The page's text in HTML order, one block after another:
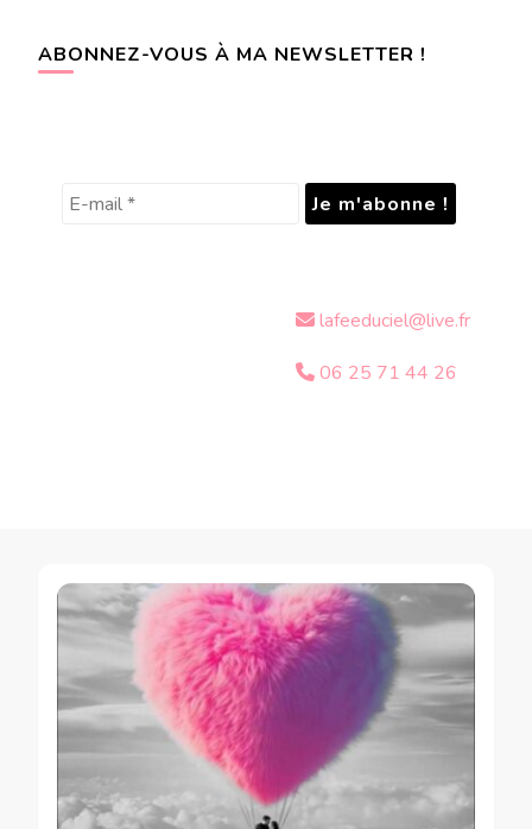
ABONNEZ-VOUS À MA NEWSLETTER !
lafeeduciel@live.fr
06 25 71 44 26